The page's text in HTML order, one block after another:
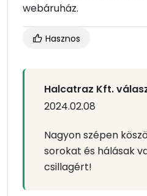
webáruház.
Hasznos
Halcatraz Kft.
2024.02.08
Nagyon szépen
sorokat és hálásak
csillagért!